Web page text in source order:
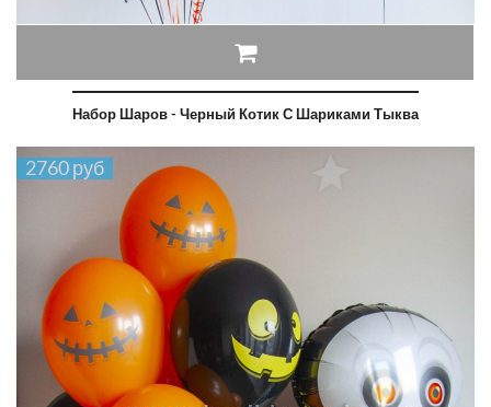
Набор Шаров - Черный Котик С Шариками Тыква
2760 руб